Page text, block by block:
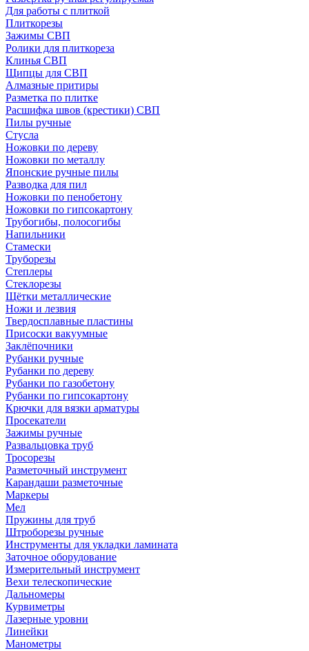
Для работы с плиткой
Плиткорезы
Зажимы СВП
Ролики для плиткореза
Клинья СВП
Щипцы для СВП
Алмазные притиры
Разметка по плитке
Расшифка швов (крестики) СВП
Пилы ручные
Стусла
Ножовки по дереву
Ножовки по металлу
Японские ручные пилы
Разводка для пил
Ножовки по пенобетону
Ножовки по гипсокартону
Трубогибы, полосогибы
Напильники
Стамески
Труборезы
Степлеры
Стеклорезы
Щётки металлические
Ножи и лезвия
Твердосплавные пластины
Присоски вакуумные
Заклёпочники
Рубанки ручные
Рубанки по дереву
Рубанки по газобетону
Рубанки по гипсокартону
Крючки для вязки арматуры
Просекатели
Зажимы ручные
Развальцовка труб
Тросорезы
Разметочный инструмент
Карандаши разметочные
Маркеры
Мел
Пружины для труб
Штроборезы ручные
Инструменты для укладки ламината
Заточное оборудование
Измерительный инструмент
Вехи телескопические
Дальномеры
Курвиметры
Лазерные уровни
Линейки
Манометры